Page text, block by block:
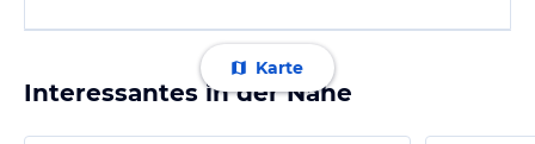
Karte
Interessantes in der Nähe